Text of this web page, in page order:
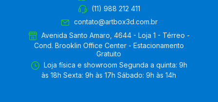
(11) 988 212 411
contato@artbox3d.com.br
Avenida Santo Amaro, 4644 - Loja 1 - Térreo -
Cond. Brooklin Office Center - Estacionamento
Gratuito
Loja física e showroom Segunda a quinta: 9h
às 18h Sexta: 9h às 17h Sábado: 9h às 14h